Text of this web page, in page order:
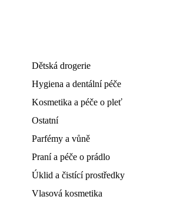
Dětská drogerie
Hygiena a dentální péče
Kosmetika a péče o pleť
Ostatní
Parfémy a vůně
Praní a péče o prádlo
Úklid a čistící prostředky
Vlasová kosmetika